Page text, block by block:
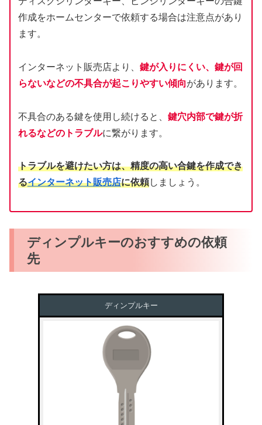
作成をホームセンターで依頼する場合は注意点があり
ます。
インターネット販売店より、 鍵が入りにくい、鍵が回
らないなどの不具合が起こりやすい傾向があります。
不具合のある鍵を使用し続けると、 鍵穴内部で鍵が折
れるなどのトラブルに繋がります。
トラブルを避けたい方は、精度の高い合鍵を作成でき
るインターネット販売店に依頼しましょう。
ディンプルキーのおすすめの依頼
先
ディンプルキー